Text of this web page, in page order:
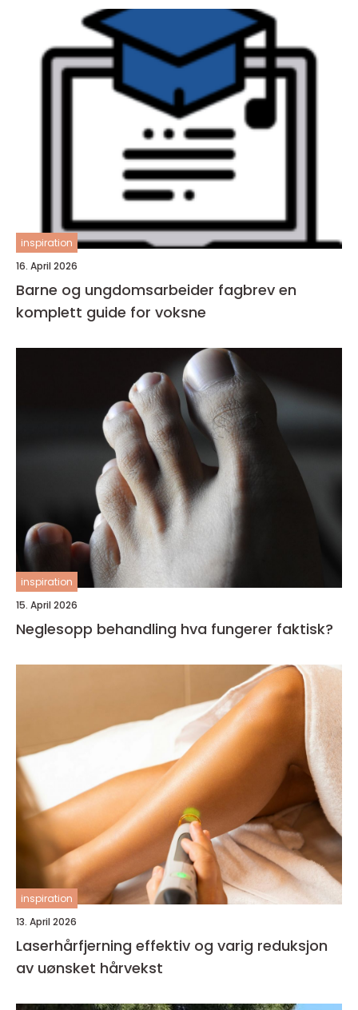
inspiration
16. April 2026
Barne og ungdomsarbeider fagbrev en
komplett guide for voksne
inspiration
15. April 2026
Neglesopp behandling hva fungerer faktisk?
inspiration
13. April 2026
Laserhårfjerning effektiv og varig reduksjon
av uønsket hårvekst